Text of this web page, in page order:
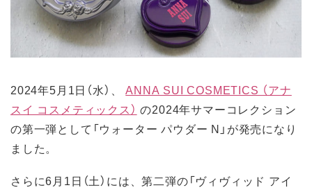
2024年5月1日（水）、ANNA SUI COSMETICS （アナ
スイ コスメティックス） の2024年サマーコレクション
の第一弾として「ウォーター パウダー N」が発売になり
ました。
さらに6月1日（土）には、第二弾の「ヴィヴィッド アイ